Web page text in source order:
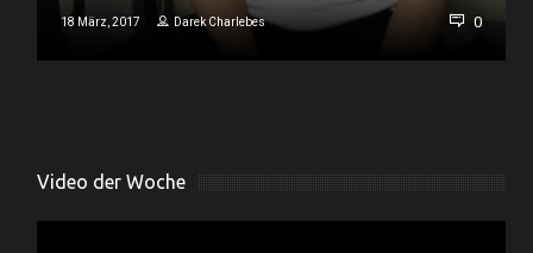
18 März, 2017 Darek Charlebes 0
Video der Woche